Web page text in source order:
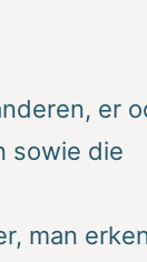
er
sowie die
man